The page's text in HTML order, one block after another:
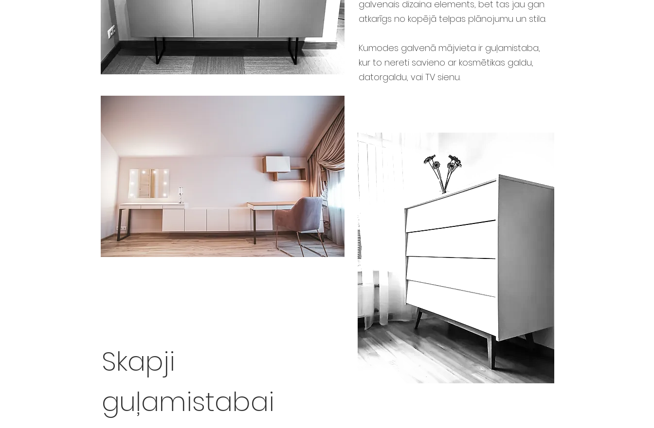
galvenais dizaina elements, bet tas jau gan
atkarīgs no kopējā telpas plānojumu un stila.
Kumodes galvenā mājvieta ir guļamistaba,
kur to nereti savieno ar kosmētikas galdu,
datorgaldu, vai TV sienu.
Skapji
guļamistabai